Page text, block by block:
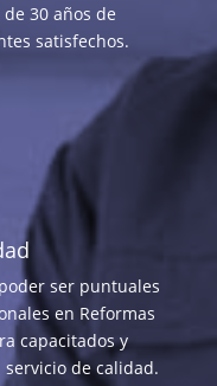
30 años de
satisfechos.
ser puntuales
en Reformas
capacitados y
de calidad.